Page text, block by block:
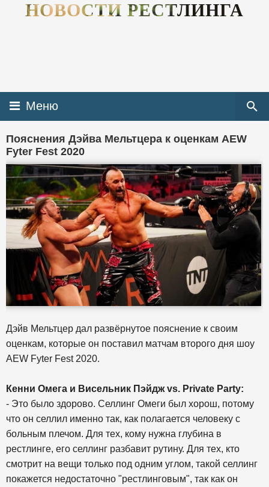
НОВОСТИ РЕСТЛИНГА
Меню
Пояснения Дэйва Мельтцера к оценкам AEW
Fyter Fest 2020
Дэйв Мельтцер дал развёрнутое пояснение к своим
оценкам, которые он поставил матчам второго дня шоу
AEW Fyter Fest 2020.
Кенни Омега и Висельник Пэйдж vs. Private Party:
- Это было здорово. Селлинг Омеги был хорош, потому
что он селлил именно так, как полагается человеку с
больным плечом. Для тех, кому нужна глубина в
рестлинге, его селлинг разбавит рутину. Для тех, кто
смотрит на вещи только под одним углом, такой селлинг
покажется недостаточно "рестлинговым", так как он